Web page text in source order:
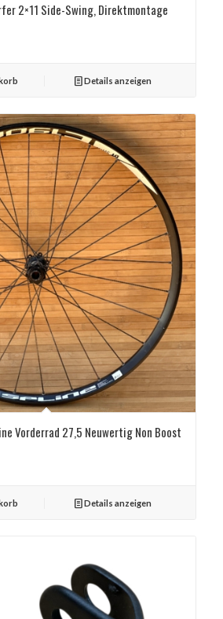
2×11 Side-Swing, Direktmontage
Details anzeigen
Vorderrad 27,5 Neuwertig Non Boost
Details anzeigen